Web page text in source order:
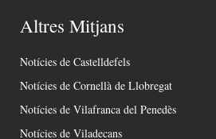
Altres Mitjans
Notícies de Castelldefels
Notícies de Cornellà de Llobregat
Notícies de Vilafranca del Penedès
Notícies de Viladecans